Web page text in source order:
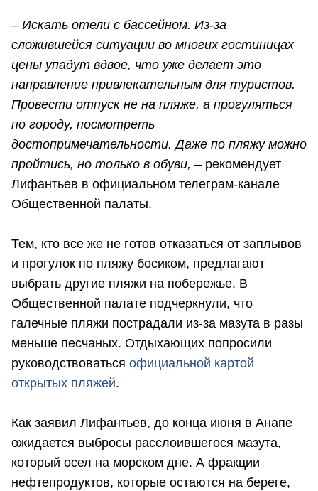
– Искать отели с бассейном. Из-за
сложившейся ситуации во многих гостиницах
цены упадут вдвое, что уже делает это
направление привлекательным для туристов.
Провести отпуск не на пляже, а прогуляться
по городу, посмотреть
достопримечательности. Даже по пляжу можно
пройтись, но только в обуви, – рекомендует
Лифантьев в официальном телеграм-канале
Общественной палаты.
Тем, кто все же не готов отказаться от заплывов
и прогулок по пляжу босиком, предлагают
выбрать другие пляжи на побережье. В
Общественной палате подчеркнули, что
галечные пляжи пострадали из-за мазута в разы
меньше песчаных. Отдыхающих попросили
руководствоваться официальной картой
открытых пляжей.
Как заявил Лифантьев, до конца июня в Анапе
ожидается выбросы расслоившегося мазута,
который осел на морском дне. А фракции
нефтепродуктов, которые остаются на береге,